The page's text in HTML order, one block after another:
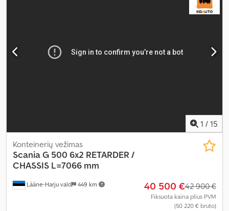
1 / 15
Lääne-Harju vald 449 km
Konteinerių vežimas
ScaniaG 500 6x2 RETARDER /
CHASSIS L=7066 mm
40 500 €42 900 €
Fiksuota kaina plius PVM
(50 220 € bruto)